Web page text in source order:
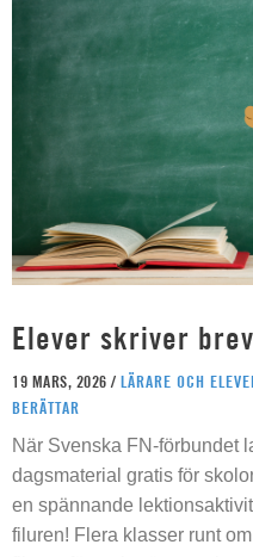
Elever skriver
19 MARS, 2026 / LÄRARE OCH
BERÄTTAR
När Svenska FN-förbundet
dagsmaterial gratis för
en spännande
filuren! Flera klasser runt